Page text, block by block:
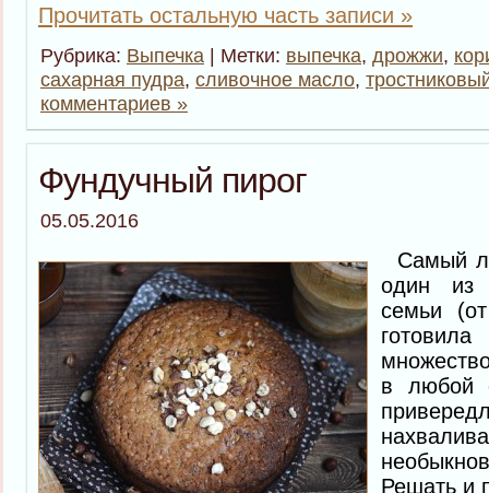
Прочитать остальную часть записи »
Рубрика: Выпечка | Метки: выпечка, дрожжи,
сахарная пудра, сливочное масло,
комментариев »
Фундучный пирог
05.05.2016
Самый
один из
семьи
в любой
Решать и